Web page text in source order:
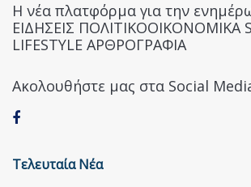
Η νέα πλατφόρμα για την
ΕΙΔΗΣΕΙΣ ΠΟΛΙΤΙΚΟΟΙΚΟΝΟΜΙΚΑ
LIFESTYLE ΑΡΘΡΟΓΡΑΦΙΑ
Ακολουθήστε μας στα Social
Τελευταία Νέα